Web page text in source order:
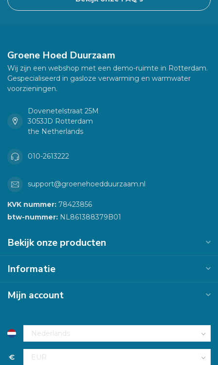
Groene Hoed Duurzaam
Wij zijn een webshop met een demo-ruimte in Rotterdam.
Gespecialiseerd in gasloze verwarming en warmwater
voorzieningen.
Dovenetelstraat 25M
3053JD Rotterdam
the Netherlands
010-2613222
support@groenehoedduurzaam.nl
KVK nummer: 78423856
btw-nummer: NL861388379B01
Bekijk onze producten
Informatie
Mijn account
€